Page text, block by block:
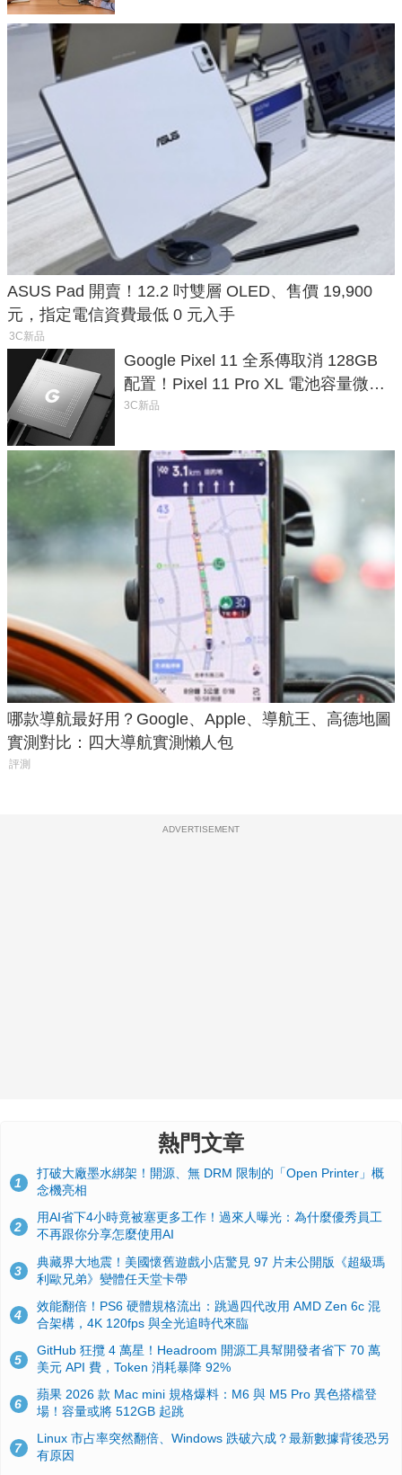
ASUS Pad 開賣！12.2 吋雙層 OLED、售價 19,900
元，指定電信資費最低 0 元入手
3C新品
Google Pixel 11 全系傳取消 128GB
配置！Pixel 11 Pro XL 電池容量微降
1.6%
3C新品
哪款導航最好用？Google、Apple、導航王、高德地圖
實測對比：四大導航實測懶人包
評測
ADVERTISEMENT
熱門文章
1
打破大廠墨水綁架！開源、無 DRM 限制的「Open Printer」概
念機亮相
2
用AI省下4小時竟被塞更多工作！過來人曝光：為什麼優秀員工
不再跟你分享怎麼使用AI
3
典藏界大地震！美國懷舊遊戲小店驚見 97 片未公開版《超級瑪
利歐兄弟》變體任天堂卡帶
4
效能翻倍！PS6 硬體規格流出：跳過四代改用 AMD Zen 6c 混
合架構，4K 120fps 與全光追時代來臨
5
GitHub 狂攬 4 萬星！Headroom 開源工具幫開發者省下 70 萬
美元 API 費，Token 消耗暴降 92%
6
蘋果 2026 款 Mac mini 規格爆料：M6 與 M5 Pro 異色搭檔登
場！容量或將 512GB 起跳
7
Linux 市占率突然翻倍、Windows 跌破六成？最新數據背後恐另
有原因